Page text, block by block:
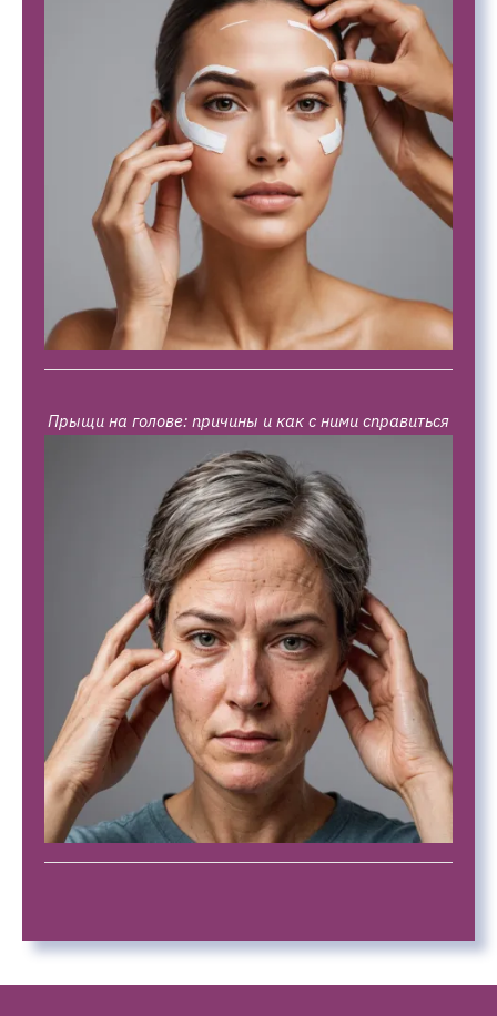
Прыщи на голове: причины и как с ними справиться